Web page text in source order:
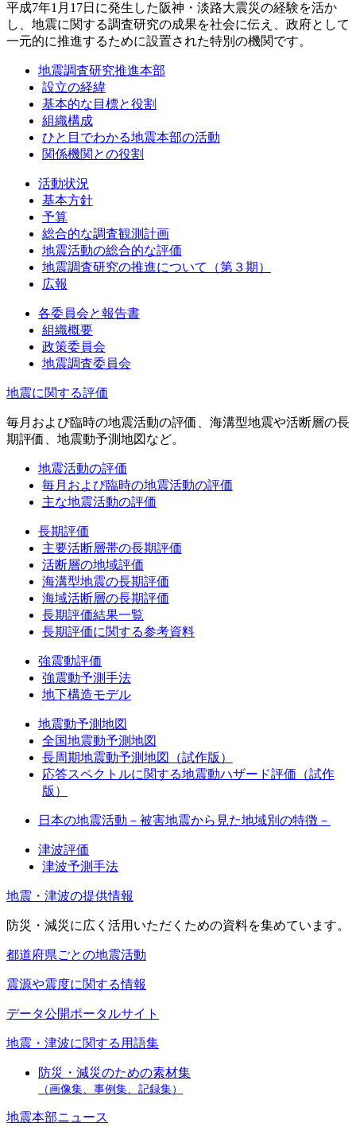
平成7年1月17日に発生した阪神・淡路大震災の経験を活か
し、地震に関する調査研究の成果を社会に伝え、政府として
一元的に推進するために設置された特別の機関です。
地震調査研究推進本部
設立の経緯
基本的な目標と役割
組織構成
ひと目でわかる地震本部の活動
関係機関との役割
活動状況
基本方針
予算
総合的な調査観測計画
地震活動の総合的な評価
地震調査研究の推進について（第３期）
広報
各委員会と報告書
組織概要
政策委員会
地震調査委員会
地震に関する評価
毎月および臨時の地震活動の評価、海溝型地震や活断層の長
期評価、地震動予測地図など。
地震活動の評価
毎月および臨時の地震活動の評価
主な地震活動の評価
長期評価
主要活断層帯の長期評価
活断層の地域評価
海溝型地震の長期評価
海域活断層の長期評価
長期評価結果一覧
長期評価に関する参考資料
強震動評価
強震動予測手法
地下構造モデル
地震動予測地図
全国地震動予測地図
長周期地震動予測地図（試作版）
応答スペクトルに関する地震動ハザード評価（試作
版）
日本の地震活動－被害地震から見た地域別の特徴－
津波評価
津波予測手法
地震・津波の提供情報
防災・減災に広く活用いただくための資料を集めています。
都道府県ごとの地震活動
震源や震度に関する情報
データ公開ポータルサイト
地震・津波に関する用語集
防災・減災のための素材集
（画像集、事例集、記録集）
地震本部ニュース